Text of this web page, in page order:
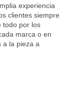
experiencia
clientes siempre
todo por los
marca o en
a la pieza a